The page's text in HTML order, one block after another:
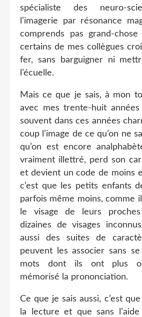
spécialiste des neuro-
l’imagerie par résonance
comprends pas grand-
certains de mes collègues
fer, sans barguigner ni
l’écuelle.
Mais ce que je sais, à mon
avec mes trente-huit années
souvent dans ces années
coup l’image de ce qu’on ne
qu’on est encore
vraiment illettré, perd son
et devient un code de moins
c’est que les petits enfants
parfois même moins, comme
le visage de leurs
dizaines de visages
aussi des suites de
peuvent les associer sans
mots dont ils ont plus
mémorisé la prononciation.
Ce que je sais aussi, c’est
la lecture et que sans